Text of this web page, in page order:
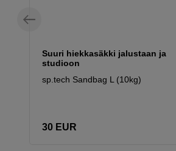
Suuri hiekkasäkki jalustaan ja
studioon
sp.tech Sandbag L (10kg)
30 EUR